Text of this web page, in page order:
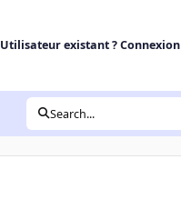
Utilisateur existant ? Connexion
Search...